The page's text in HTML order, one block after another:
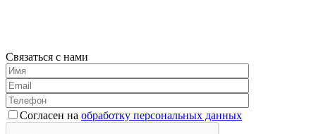
Связаться с нами
Согласен на обработку персональных данных